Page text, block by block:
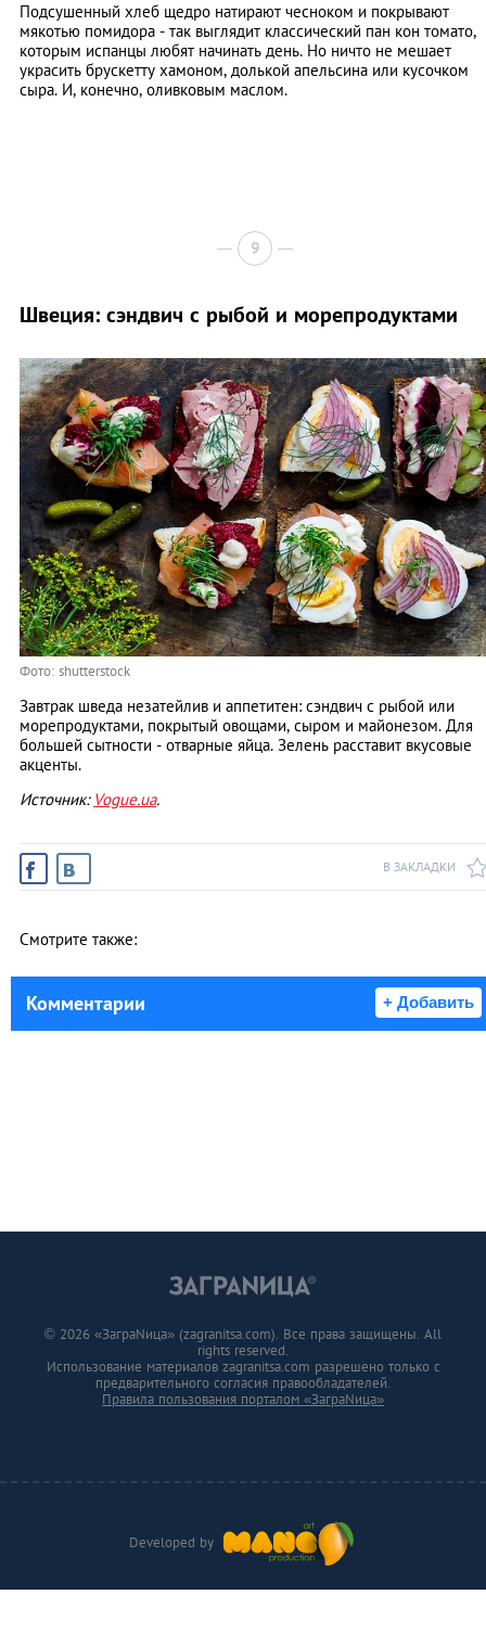
Подсушенный хлеб щедро натирают чесноком и покрывают
мякотью помидора - так выглядит классический пан кон томато,
которым испанцы любят начинать день. Но ничто не мешает
украсить брускетту хамоном, долькой апельсина или кусочком
сыра. И, конечно, оливковым маслом.
9
Швеция: сэндвич с рыбой и морепродуктами
Фото: shutterstock
Завтрак шведа незатейлив и аппетитен: сэндвич с рыбой или
морепродуктами, покрытый овощами, сыром и майонезом. Для
большей сытности - отварные яйца. Зелень расставит вкусовые
акценты.
Источник: Vogue.ua.
В ЗАКЛАДКИ
Смотрите также:
Комментарии + Добавить
Developed by
© 2026 «ЗаграNица» (zagranitsa.com). Все права защищены. All
rights reserved.
Использование материалов zagranitsa.com разрешено только с
предварительного согласия правообладателей.
Правила пользования порталом «ЗаграNица»